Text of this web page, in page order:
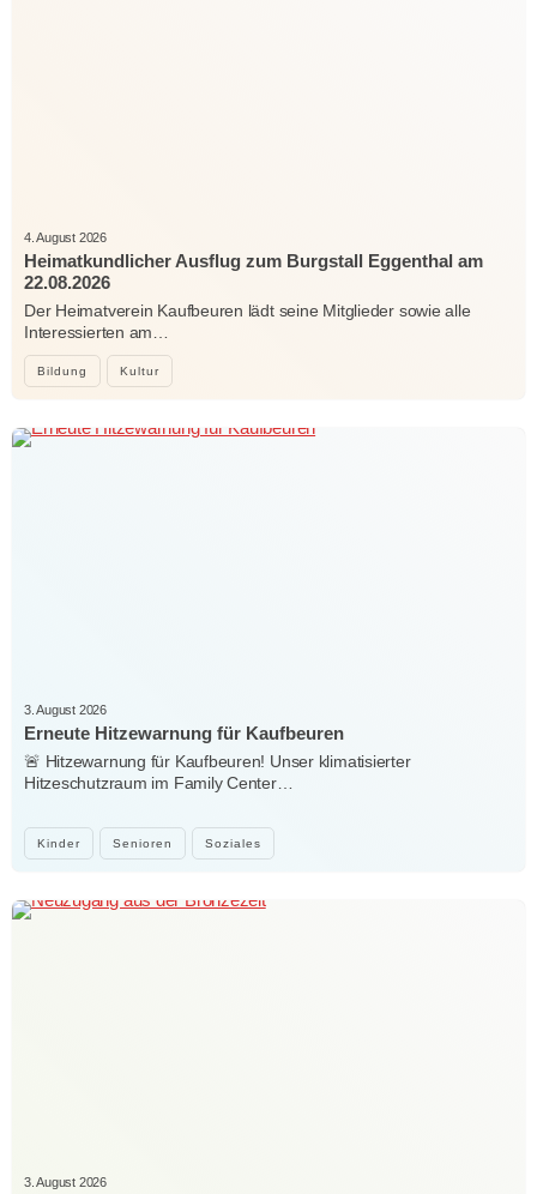
Bildung Kultur
4. August 2026
Heimatkundlicher Ausflug zum Burgstall Eggenthal am
22.08.2026
Der Heimatverein Kaufbeuren lädt seine Mitglieder sowie alle
Interessierten am…
Kinder Senioren Soziales
3. August 2026
Erneute Hitzewarnung für Kaufbeuren
🚨 Hitzewarnung für Kaufbeuren! Unser klimatisierter
Hitzeschutzraum im Family Center…
3. August 2026